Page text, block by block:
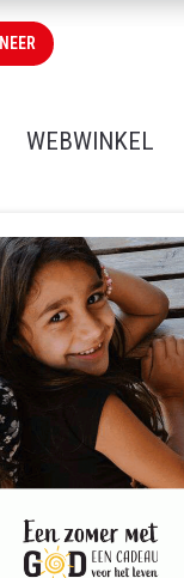
WEBWINKEL